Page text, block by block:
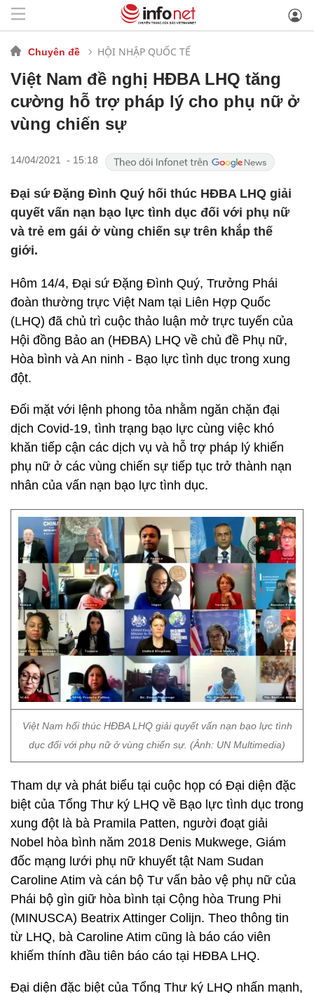
Chuyên đề HỘI NHẬP QUỐC TẾ
Việt Nam đề nghị HĐBA LHQ tăng
cường hỗ trợ pháp lý cho phụ nữ ở
vùng chiến sự
14/04/2021 - 15:18
Đại sứ Đặng Đình Quý hối thúc HĐBA LHQ giải
quyết vấn nạn bạo lực tình dục đối với phụ nữ
và trẻ em gái ở vùng chiến sự trên khắp thế
giới.
Hôm 14/4, Đại sứ Đặng Đình Quý, Trưởng Phái
đoàn thường trực Việt Nam tại Liên Hợp Quốc
(LHQ) đã chủ trì cuộc thảo luận mở trực tuyến của
Hội đồng Bảo an (HĐBA) LHQ về chủ đề Phụ nữ,
Hòa bình và An ninh - Bạo lực tình dục trong xung
đột.
Đối mặt với lệnh phong tỏa nhằm ngăn chặn đại
dịch Covid-19, tình trạng bạo lực cùng việc khó
khăn tiếp cận các dịch vụ và hỗ trợ pháp lý khiến
phụ nữ ở các vùng chiến sự tiếp tục trở thành nạn
nhân của vấn nạn bạo lực tình dục.
Việt Nam hối thúc HĐBA LHQ giải quyết vấn nạn bạo lực tình
dục đối với phụ nữ ở vùng chiến sự. (Ảnh: UN Multimedia)
Tham dự và phát biểu tại cuộc họp có Đại diện đặc
biệt của Tổng Thư ký LHQ về Bạo lực tình dục trong
xung đột là bà Pramila Patten, người đoạt giải
Nobel hòa bình năm 2018 Denis Mukwege, Giám
đốc mạng lưới phụ nữ khuyết tật Nam Sudan
Caroline Atim và cán bộ Tư vấn bảo vệ phụ nữ của
Phái bộ gìn giữ hòa bình tại Cộng hòa Trung Phi
(MINUSCA) Beatrix Attinger Colijn. Theo thông tin
từ LHQ, bà Caroline Atim cũng là báo cáo viên
khiếm thính đầu tiên báo cáo tại HĐBA LHQ.
Đại diện đặc biệt của Tổng Thư ký LHQ nhấn mạnh,